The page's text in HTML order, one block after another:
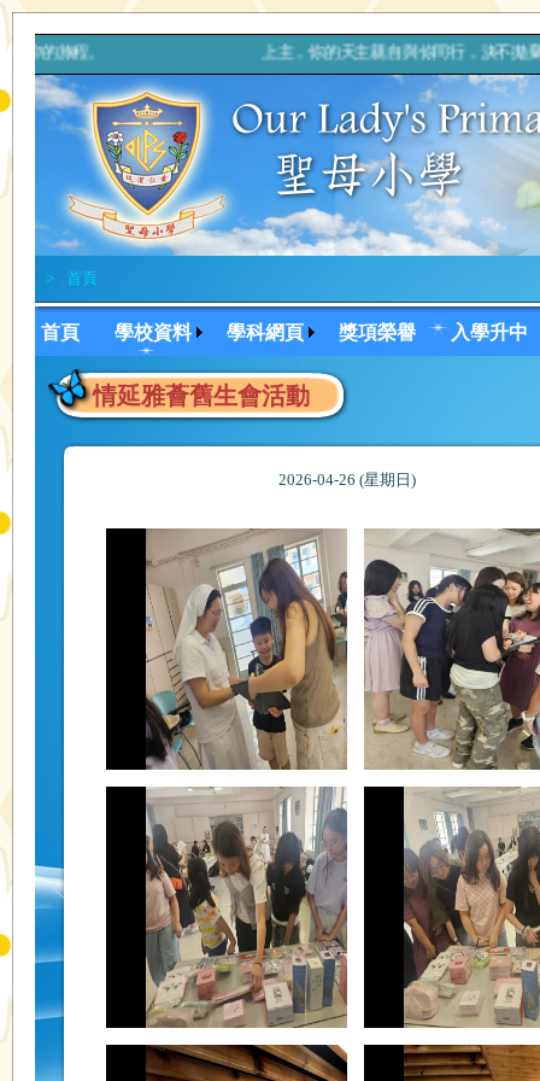
踏上信仰的旅程。 上主，你的天主親自與你同行，決不
> 首頁
首頁 學校資料 學科網頁 獎項榮譽 入學升中
情延雅薈舊生會活動
2026-04-26 (星期日)